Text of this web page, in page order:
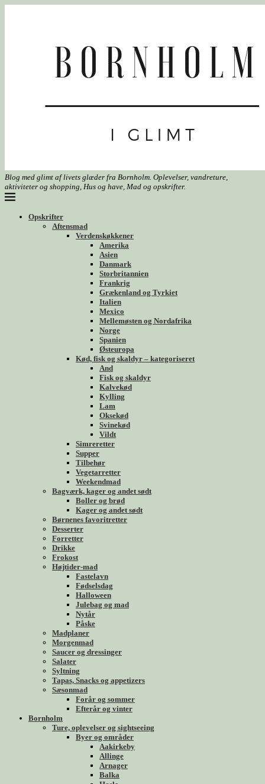
Blog med glimt af livets glæder fra Bornholm. Oplevelser, vandreture,
aktiviteter og shopping, Hus og have, Mad og opskrifter.
Opskrifter
Aftensmad
Verdenskøkkener
Amerika
Asien
Danmark
Storbritannien
Frankrig
Grækenland og Tyrkiet
Italien
Mexico
Mellemøsten og Nordafrika
Norge
Spanien
Østeuropa
Kød, fisk og skaldyr – kategoriseret
And
Fisk og skaldyr
Kalvekød
Kylling
Lam
Oksekød
Svinekød
Vildt
Simreretter
Supper
Tilbehør
Vegetarretter
Weekendmad
Bagværk, kager og andet sødt
Boller og brød
Kager og andet sødt
Børnenes favoritretter
Desserter
Forretter
Drikke
Frokost
Højtider-mad
Fastelavn
Fødselsdag
Halloween
Julebag og mad
Nytår
Påske
Madplaner
Morgenmad
Saucer og dressinger
Salater
Syltning
Tapas, Snacks og appetizers
Sæsonmad
Forår og sommer
Efterår og vinter
Bornholm
Ture, oplevelser og sightseeing
Byer og områder
Aakirkeby
Allinge
Arnager
Balka